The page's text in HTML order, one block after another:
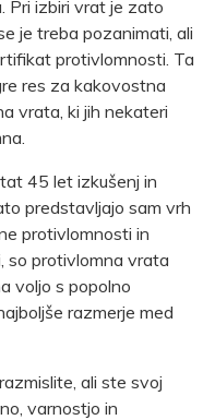
Pri izbiri vrat je zato
je treba pozanimati, ali
protivlomnosti. Ta
res za kakovostna
vrata, ki jih nekateri
45 let izkušenj in
predstavljajo sam vrh
protivlomnosti in
so protivlomna vrata
voljo s popolno
razmerje med
ali ste svoj
varnostjo in